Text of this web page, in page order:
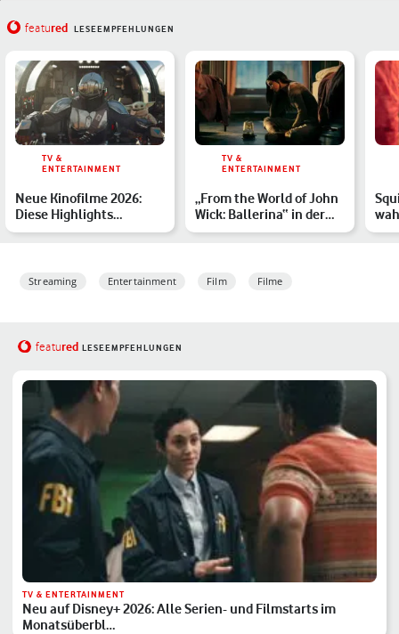
featured LESEEMPFEHLUNGEN
TV &
ENTERTAINMENT
Neue Kinofilme 2026:
Diese Highlights
erwarten Dich
TV &
ENTERTAINMENT
„From the World of John
Wick: Ballerina“ in der
Kritik: Trifft da…
in
Streaming Entertainment Film Filme
featured LESEEMPFEHLUNGEN
TV & ENTERTAINMENT
Neu auf Disney+ 2026: Alle Serien- und Filmstarts im
Monatsüberbl…